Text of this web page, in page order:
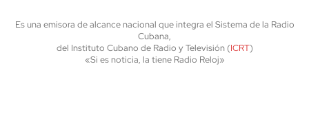
Es una emisora de alcance nacional que integra el Sistema de la Radio
Cubana,
del Instituto Cubano de Radio y Televisión (ICRT)
«Si es noticia, la tiene Radio Reloj»